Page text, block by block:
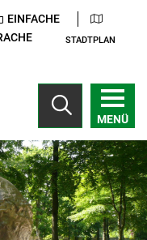
EINFACHE
STADTPLAN
MENÜ